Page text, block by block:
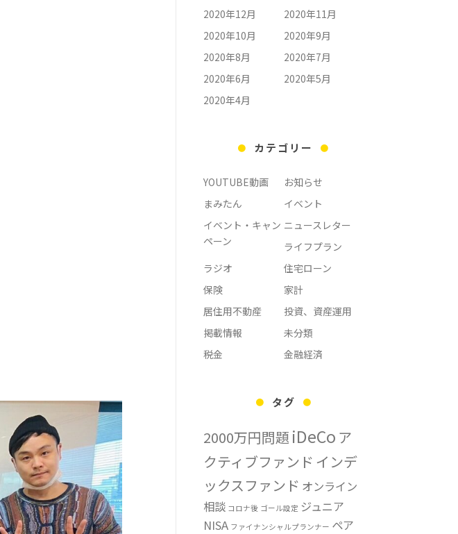
2020年12月
2020年11月
2020年10月
2020年9月
2020年8月
2020年7月
2020年6月
2020年5月
2020年4月
カテゴリー
YOUTUBE動画
お知らせ
まみたん
イベント
イベント・キャン
ペーン
ニュースレター
ライフプラン
ラジオ
住宅ローン
保険
家計
居住用不動産
投資、資産運用
掲載情報
未分類
税金
金融経済
タグ
2000万円問題 iDeCo ア
クティブファンド インデ
ックスファンド オンライン
相談 コロナ後 ゴール設定 ジュニア
NISA ファイナンシャルプランナー ペア